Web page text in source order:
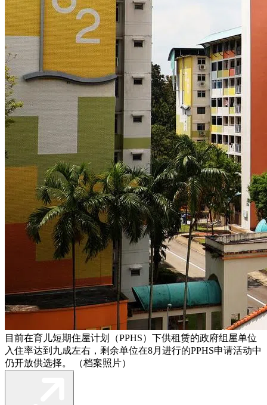
目前在育儿短期住屋计划（PPHS）下供租赁的政府组屋单位
入住率达到九成左右，剩余单位在8月进行的PPHS申请活动中
仍开放供选择。 （档案照片）